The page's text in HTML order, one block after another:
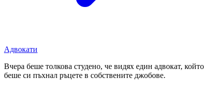
Адвокати
Вчера беше толкова студено, че видях един адвокат, който
беше си пъхнал ръцете в собствените джобове.